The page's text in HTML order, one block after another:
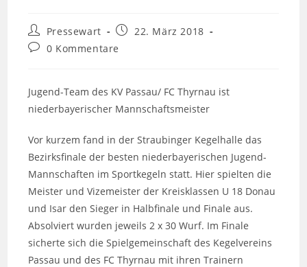
Beitrags-
Autor:
Pressewart
Beitrag22. März 2018
Beitrags-
0 Kommentare
Jugend-Team des KV Passau/ FC Thyrnau ist
niederbayerischer Mannschaftsmeister
Vor kurzem fand in der Straubinger Kegelhalle das
Bezirksfinale der besten niederbayerischen Jugend-
Mannschaften im Sportkegeln statt. Hier spielten die
Meister und Vizemeister der Kreisklassen U 18 Donau
und Isar den Sieger in Halbfinale und Finale aus.
Absolviert wurden jeweils 2 x 30 Wurf. Im Finale
sicherte sich die Spielgemeinschaft des Kegelvereins
Passau und des FC Thyrnau mit ihren Trainern